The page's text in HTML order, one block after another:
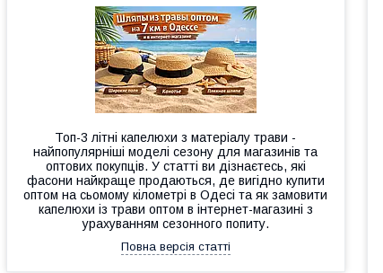
Топ-3 літні капелюхи з матеріалу трави -
найпопулярніші моделі сезону для магазинів та
оптових покупців. У статті ви дізнаєтесь, які
фасони найкраще продаються, де вигідно купити
оптом на сьомому кілометрі в Одесі та як замовити
капелюхи із трави оптом в інтернет-магазині з
урахуванням сезонного попиту.
Повна версія статті